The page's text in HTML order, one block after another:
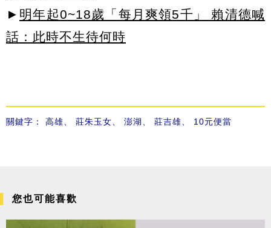
► 明年起0~18歲「每月爽領5千」 賴清德喊
話：此時不生待何時
關鍵字： 高雄、 莊朱玉女、 澎湖、 莊吉雄、 10元便當
您也可能喜歡